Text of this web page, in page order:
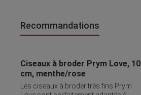
Recommandations
Ciseaux à broder Prym Love, 10
cm, menthe/rose
Les ciseaux à broder très fins Prym